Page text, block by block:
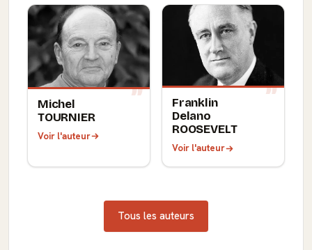
Michel
TOURNIER
Voir l'auteur
Franklin
Delano
ROOSEVELT
Voir l'auteur
Tous les auteurs